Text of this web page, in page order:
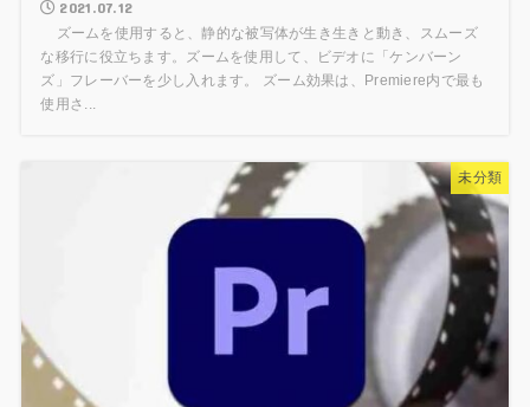
2021.07.12
ズームを使用すると、静的な被写体が生き生きと動き、スムーズ
な移行に役立ちます。ズームを使用して、ビデオに「ケンバーン
ズ」フレーバーを少し入れます。 ズーム効果は、Premiere内で最も
使用さ...
未分類